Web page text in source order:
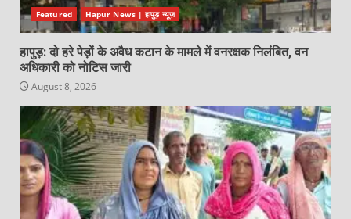
Featured Hapur News | हापुड़ न्यूज़
हापुड़: दो हरे पेड़ों के अवैध कटान के मामले में वनरक्षक निलंबित, वन
अधिकारी को नोटिस जारी
August 8, 2026